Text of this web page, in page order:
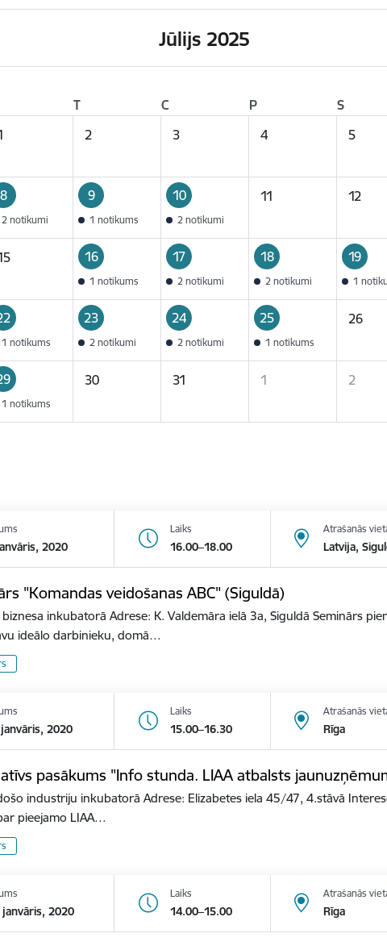
Jūlijs 2025
T C P S
2 3 4 5
8
2 notikumi
9
1 notikums
10
2 notikumi
11 12
16
1 notikums
17
2 notikumi
18
2 notikumi
19
1
1 notikums
23
2 notikumi
24
2 notikumi
25
1 notikums
26
1 notikums
30 31 1 2
2020
Laiks
16.00–18.00
Atrašanās
Latvija,
"Komandas veidošanas ABC" (Siguldā)
biznesa inkubatorā Adrese: K. Valdemāra ielā 3a, Siguldā Seminārs
ideālo darbinieku, domā…
2020
Laiks
15.00–16.30
Atrašanās
Rīga
pasākums "Info stunda. LIAA atbalsts
industriju inkubatorā Adrese: Elizabetes iela 45/47, 4.stāvā
pieejamo LIAA…
2020
Laiks
14.00–15.00
Atrašanās
Rīga